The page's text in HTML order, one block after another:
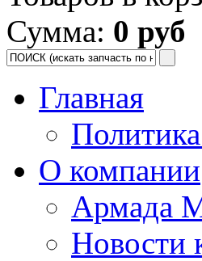
Сумма: 0 руб
Главная
О компании
Армада
Новости